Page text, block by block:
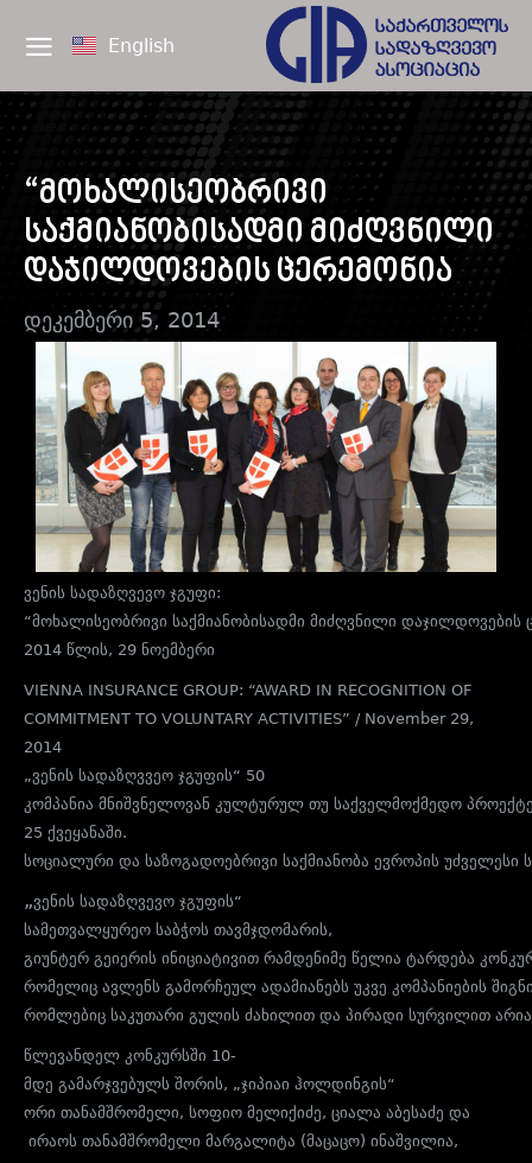
English
“მოხალისეობრივი
საქმიანობისადმი მიძღვნილი
დაჯილდოვების ცერემონია
დეკემბერი 5, 2014
ვენის სადაზღვევო ჯგუფი:
“მოხალისეობრივი საქმიანობისადმი მიძღვნილი დაჯილდოვების
2014 წლის, 29 ნოემბერი
VIENNA INSURANCE GROUP: “AWARD IN RECOGNITION OF
COMMITMENT TO VOLUNTARY ACTIVITIES” / November 29,
2014
„ვენის სადაზღვვეო ჯგუფის“ 50
კომპანია მნიშვნელოვან კულტურულ თუ საქველმოქმედო
25 ქვეყანაში.
სოციალური და საზოგადოებრივი საქმიანობა ევროპის უძველესი
„ვენის სადაზღვევო ჯგუფის“
სამეთვალყურეო საბჭოს თავმჯდომარის,
გიუნტერ გეიერის ინიციატივით რამდენიმე წელია ტარდება
რომელიც ავლენს გამორჩეულ ადამიანებს უკვე კომპანიების
რომლებიც საკუთარი გულის ძახილით და პირადი სურვილით
წლევანდელ კონკურსში 10-
მდე გამარჯვებულს შორის, „ჯიპიაი ჰოლდინგის“
ორი თანამშრომელი, სოფიო მელიქიძე, ციალა აბესაძე და
ირაოს თანამშრომელი მარგალიტა (მაცაცო) ინაშვილია,